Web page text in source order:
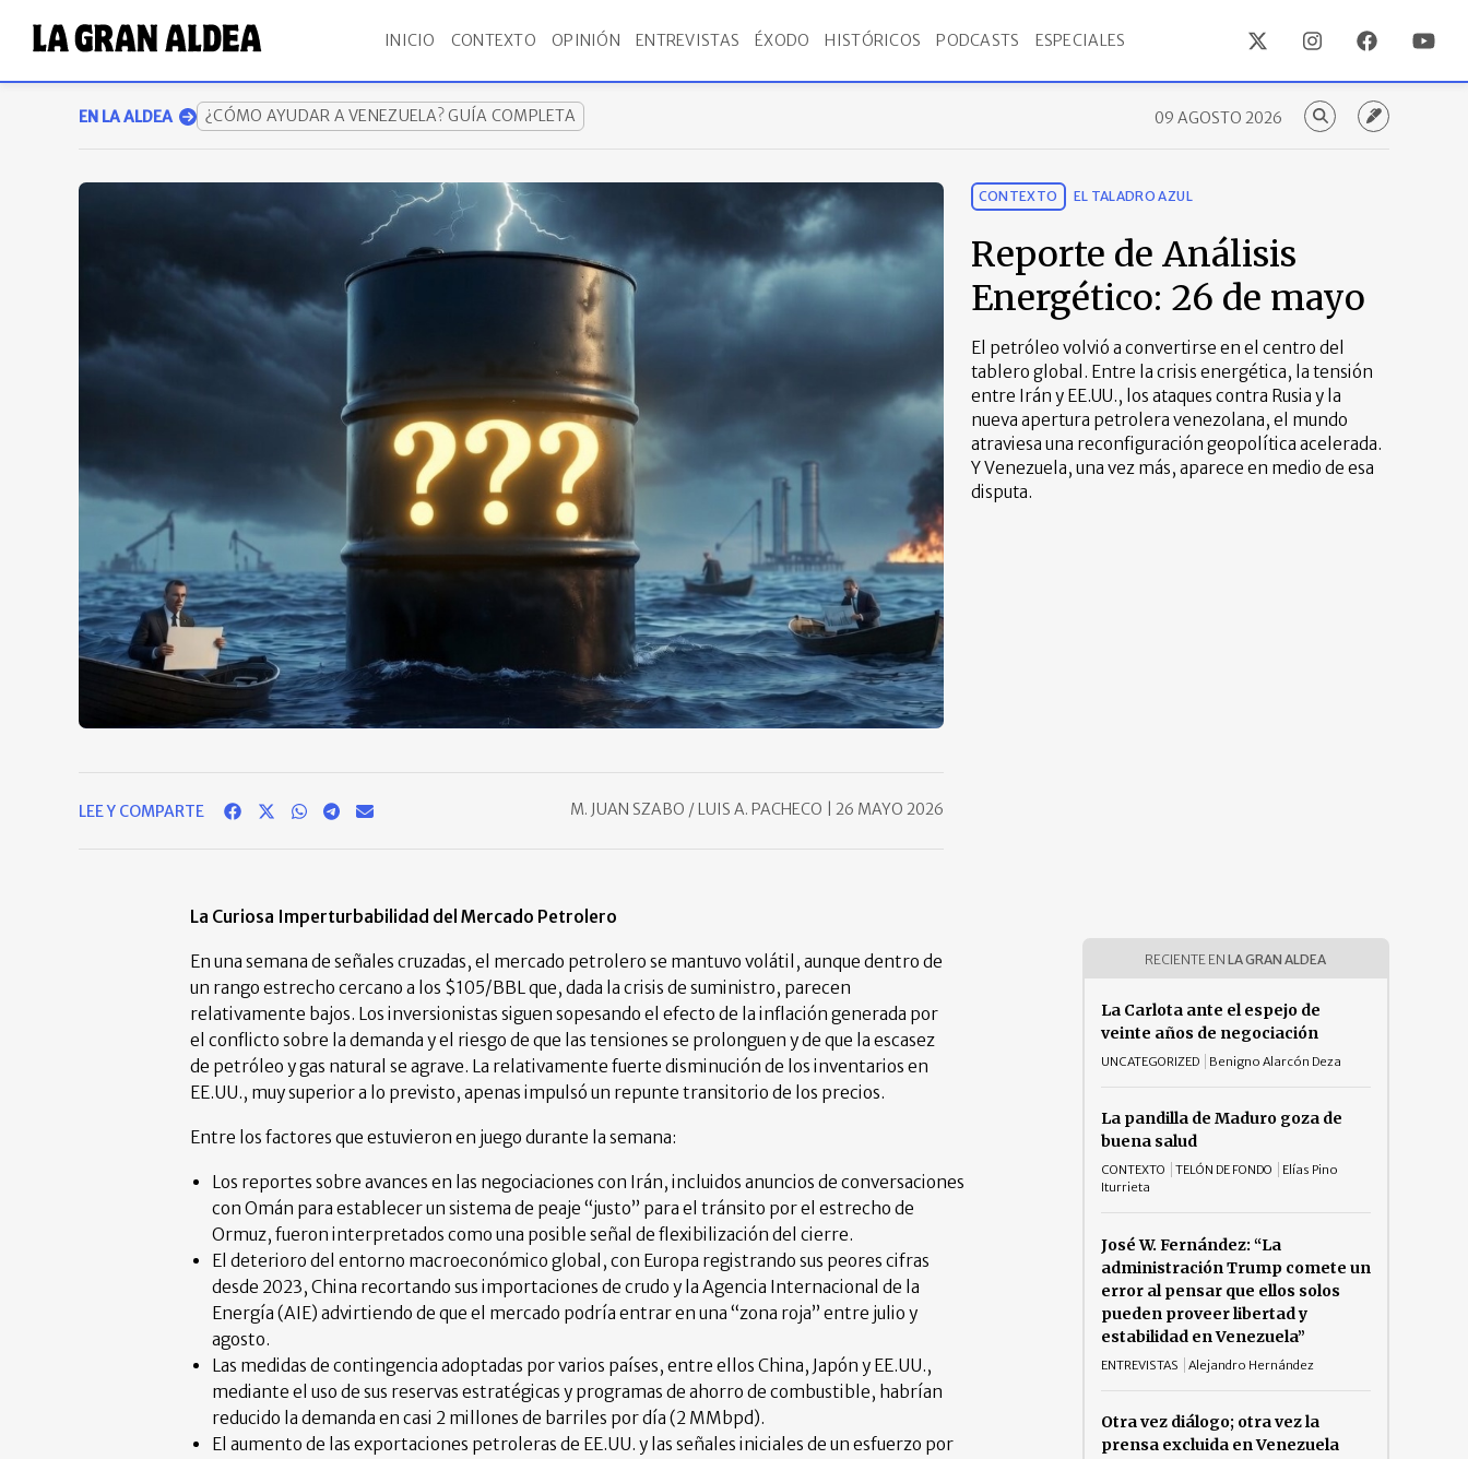
INICIO CONTEXTO OPINIÓN ENTREVISTAS ÉXODO HISTÓRICOS PODCASTS ESPECIALES
EN LA ALDEA ¿CÓMO AYUDAR A VENEZUELA? GUÍA COMPLETA 09 AGOSTO 2026
CONTEXTO EL TALADRO AZUL
Reporte de Análisis
Energético: 26 de mayo
El petróleo volvió a convertirse en el centro del
tablero global. Entre la crisis energética, la tensión
entre Irán y EE.UU., los ataques contra Rusia y la
nueva apertura petrolera venezolana, el mundo
atraviesa una reconfiguración geopolítica acelerada.
Y Venezuela, una vez más, aparece en medio de esa
disputa.
LEE Y COMPARTE M. JUAN SZABO / LUIS A. PACHECO 26 MAYO 2026
La Curiosa Imperturbabilidad del Mercado Petrolero
En una semana de señales cruzadas, el mercado petrolero se mantuvo volátil, aunque dentro de
un rango estrecho cercano a los $105/BBL que, dada la crisis de suministro, parecen
relativamente bajos. Los inversionistas siguen sopesando el efecto de la inflación generada por
el conflicto sobre la demanda y el riesgo de que las tensiones se prolonguen y de que la escasez
de petróleo y gas natural se agrave. La relativamente fuerte disminución de los inventarios en
EE.UU., muy superior a lo previsto, apenas impulsó un repunte transitorio de los precios.
Entre los factores que estuvieron en juego durante la semana:
Los reportes sobre avances en las negociaciones con Irán, incluidos anuncios de conversaciones
con Omán para establecer un sistema de peaje “justo” para el tránsito por el estrecho de
Ormuz, fueron interpretados como una posible señal de flexibilización del cierre.
El deterioro del entorno macroeconómico global, con Europa registrando sus peores cifras
desde 2023, China recortando sus importaciones de crudo y la Agencia Internacional de la
Energía (AIE) advirtiendo de que el mercado podría entrar en una “zona roja” entre julio y
agosto.
Las medidas de contingencia adoptadas por varios países, entre ellos China, Japón y EE.UU.,
mediante el uso de sus reservas estratégicas y programas de ahorro de combustible, habrían
reducido la demanda en casi 2 millones de barriles por día (2 MMbpd).
El aumento de las exportaciones petroleras de EE.UU. y las señales iniciales de un esfuerzo por
RECIENTE ENLA GRAN ALDEA
La Carlota ante el espejo de
veinte años de negociación
UNCATEGORIZED Benigno Alarcón Deza
La pandilla de Maduro goza de
buena salud
CONTEXTO TELÓN DE FONDO
Elías Pino
Iturrieta
José W. Fernández: “La
administración Trump comete un
error al pensar que ellos solos
pueden proveer libertad y
estabilidad en Venezuela”
ENTREVISTAS Alejandro Hernández
Otra vez diálogo; otra vez la
prensa excluida en Venezuela